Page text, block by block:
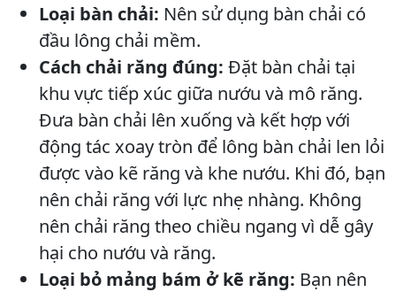
Loại bàn chải: Nên sử dụng bàn chải có
đầu lông chải mềm.
Cách chải răng đúng: Đặt bàn chải tại
khu vực tiếp xúc giữa nướu và mô răng.
Đưa bàn chải lên xuống và kết hợp với
động tác xoay tròn để lông bàn chải len lỏi
được vào kẽ răng và khe nướu. Khi đó, bạn
nên chải răng với lực nhẹ nhàng. Không
nên chải răng theo chiều ngang vì dễ gây
hại cho nướu và răng.
Loại bỏ mảng bám ở kẽ răng: Bạn nên